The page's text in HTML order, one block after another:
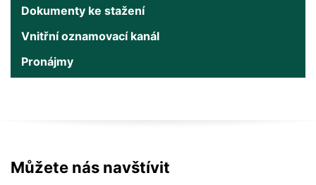
Dokumenty ke stažení
Vnitřní oznamovací kanál
Pronájmy
Můžete nás navštívit